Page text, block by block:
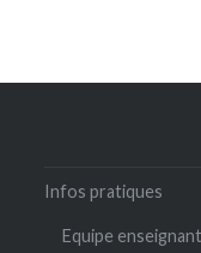
Infos pratiques
Equipe